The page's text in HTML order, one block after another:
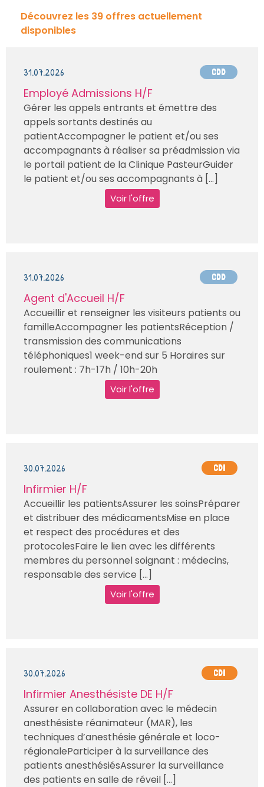
Découvrez les 39 offres actuellement
disponibles
31.07.2026 CDD
Employé Admissions H/F
Gérer les appels entrants et émettre des
appels sortants destinés au
patientAccompagner le patient et/ou ses
accompagnants à réaliser sa préadmission via
le portail patient de la Clinique PasteurGuider
le patient et/ou ses accompagnants à [...]
Voir l'offre
31.07.2026 CDD
Agent d'Accueil H/F
Accueillir et renseigner les visiteurs patients ou
familleAccompagner les patientsRéception /
transmission des communications
téléphoniques1 week-end sur 5 Horaires sur
roulement : 7h-17h / 10h-20h
Voir l'offre
30.07.2026 CDI
Infirmier H/F
Accueillir les patientsAssurer les soinsPréparer
et distribuer des médicamentsMise en place
et respect des procédures et des
protocolesFaire le lien avec les différents
membres du personnel soignant : médecins,
responsable des service [...]
Voir l'offre
30.07.2026 CDI
Infirmier Anesthésiste DE H/F
Assurer en collaboration avec le médecin
anesthésiste réanimateur (MAR), les
techniques d’anesthésie générale et loco-
régionaleParticiper à la surveillance des
patients anesthésiésAssurer la surveillance
des patients en salle de réveil [...]